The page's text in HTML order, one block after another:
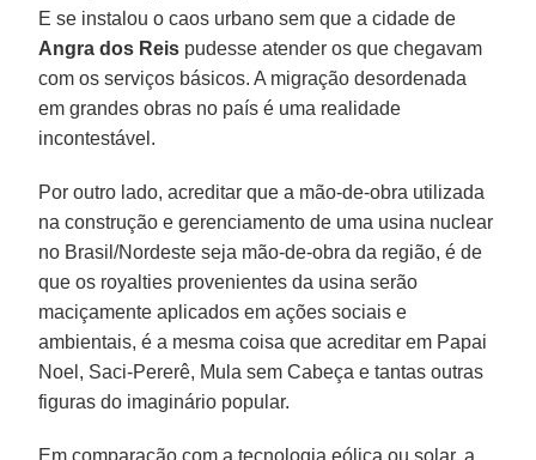
E se instalou o caos urbano sem que a cidade de
Angra dos Reis pudesse atender os que chegavam
com os serviços básicos. A migração desordenada
em grandes obras no país é uma realidade
incontestável.
Por outro lado, acreditar que a mão-de-obra utilizada
na construção e gerenciamento de uma usina nuclear
no Brasil/Nordeste seja mão-de-obra da região, é de
que os royalties provenientes da usina serão
maciçamente aplicados em ações sociais e
ambientais, é a mesma coisa que acreditar em Papai
Noel, Saci-Pererê, Mula sem Cabeça e tantas outras
figuras do imaginário popular.
Em comparação com a tecnologia eólica ou solar, a